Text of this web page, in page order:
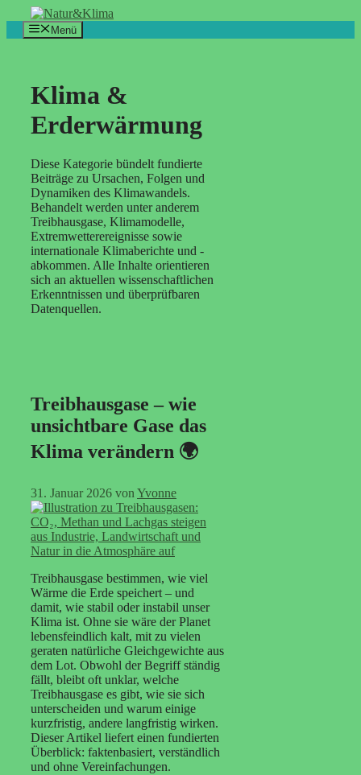
Inhalt
springen
Menü
Klima &
Erderwärmung
Diese Kategorie bündelt fundierte
Beiträge zu Ursachen, Folgen und
Dynamiken des Klimawandels.
Behandelt werden unter anderem
Treibhausgase, Klimamodelle,
Extremwetterereignisse sowie
internationale Klimaberichte und -
abkommen. Alle Inhalte orientieren
sich an aktuellen wissenschaftlichen
Erkenntnissen und überprüfbaren
Datenquellen.
Treibhausgase – wie
unsichtbare Gase das
Klima verändern 🌍
31. Januar 2026 von Yvonne
Treibhausgase bestimmen, wie viel
Wärme die Erde speichert – und
damit, wie stabil oder instabil unser
Klima ist. Ohne sie wäre der Planet
lebensfeindlich kalt, mit zu vielen
geraten natürliche Gleichgewichte aus
dem Lot. Obwohl der Begriff ständig
fällt, bleibt oft unklar, welche
Treibhausgase es gibt, wie sie sich
unterscheiden und warum einige
kurzfristig, andere langfristig wirken.
Dieser Artikel liefert einen fundierten
Überblick: faktenbasiert, verständlich
und ohne Vereinfachungen.